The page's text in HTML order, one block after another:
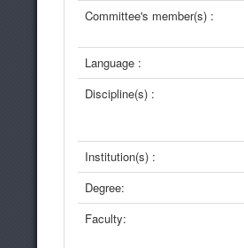
Committee's member(s) :
Language :
Discipline(s) :
Institution(s) :
Degree:
Faculty: